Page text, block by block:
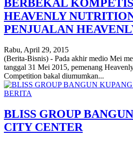
BERBEKAL
HEAVENLY
PENJUALAN
Rabu, April 29, 2015
(Berita-Bisnis) - Pada akhir medio Mei
tanggal 31 Mei 2015, pemenang
Competition bakal diumumkan...
BERITA
BLISS GROUP
CITY CENTER